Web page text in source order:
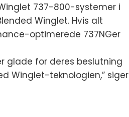
737-800-systemer i
Winglet. Hvis alt
optimerede 737NGer
glade for deres beslutning
Winglet-teknologien,” siger